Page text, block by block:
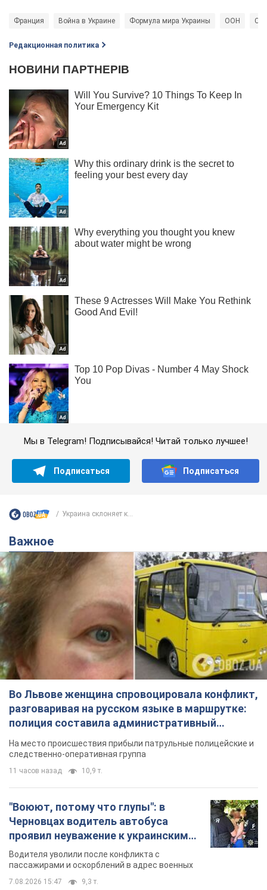
Франция Война в Украине Формула мира Украины ООН
Редакционная политика
Мы в Telegram! Подписывайся! Читай только лучшее!
Подписаться Подписаться
Украина склоняет к...
Важное
Во Львове женщина спровоцировала конфликт,
разговаривая на русском языке в маршрутке:
полиция составила административный
протокол. Видео
На место происшествия прибыли патрульные полицейские и
следственно-оперативная группа
11 часов назад 10,9 т.
"Воюют, потому что глупы": в
Черновцах водитель автобуса
проявил неуважение к украинским
военным и поплатился за это.
Видео
Водителя уволили после конфликта с
пассажирами и оскорблений в адрес военных
7.08.2026 15:47 9,3 т.